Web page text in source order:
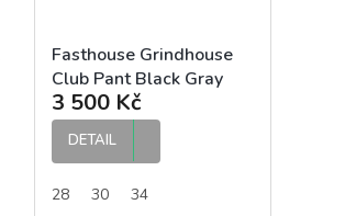
Fasthouse Grindhouse
Club Pant Black Gray
MX kalhoty
3 500 Kč
DETAIL
28 30 34